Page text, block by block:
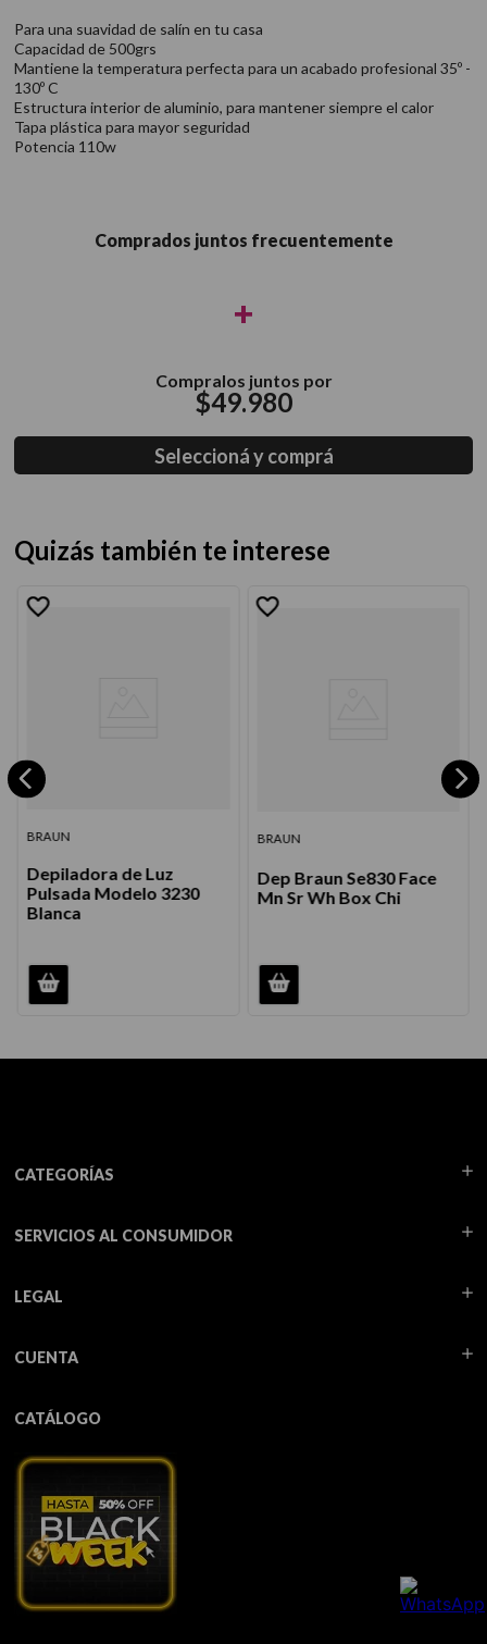
Para una suavidad de salín en tu casa
Capacidad de 500grs
Mantiene la temperatura perfecta para un acabado profesional 35º -
130º C
Estructura interior de aluminio, para mantener siempre el calor
Tapa plástica para mayor seguridad
Potencia 110w
Comprados juntos frecuentemente
+
Compralos juntos por
$49.980
Seleccioná y comprá
Quizás también te interese
BRAUN
Depiladora de Luz
Pulsada Modelo 3230
Blanca
BRAUN
Dep Braun Se830 Face
Mn Sr Wh Box Chi
CATEGORÍAS
SERVICIOS AL CONSUMIDOR
LEGAL
CUENTA
CATÁLOGO